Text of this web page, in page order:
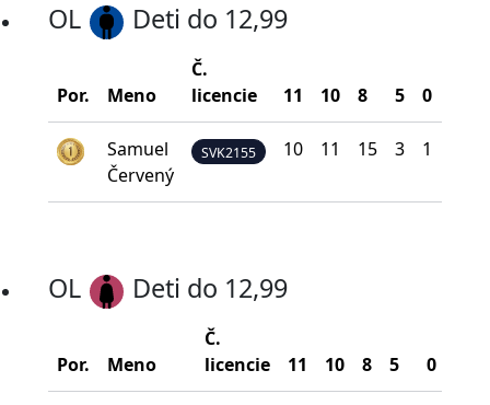
OL Deti do 12,99
Por. Meno
Č.
licencie
11 10 8 5 0
Samuel
Červený
SVK2155 10 11 15 3 1
OL Deti do 12,99
Por. Meno
Č.
licencie
11 10 8 5 0